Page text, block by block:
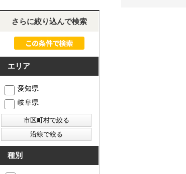
さらに絞り込んで検索
エリア
愛知県
岐阜県
種別